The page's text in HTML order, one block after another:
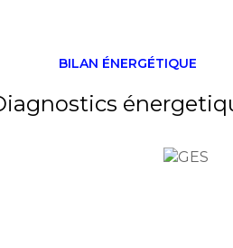
/ mois
HT HC à la charge du
son exploitation dans un
BILAN ÉNERGÉTIQUE